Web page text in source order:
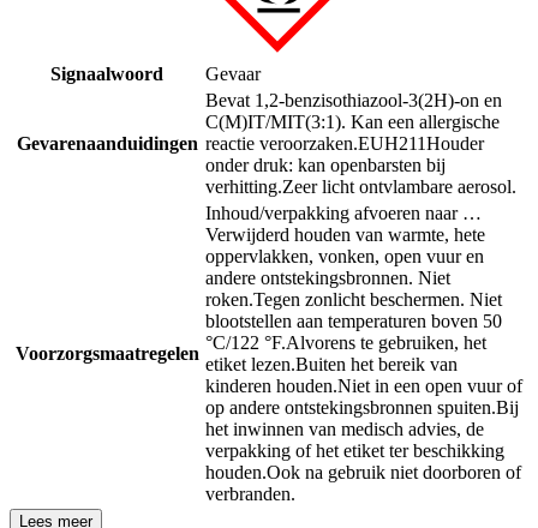
Signaalwoord Gevaar
Gevarenaanduidingen
Bevat 1,2-benzisothiazool-3(2H)-on en
C(M)IT/MIT(3:1). Kan een allergische
reactie veroorzaken.EUH211Houder
onder druk: kan openbarsten bij
verhitting.Zeer licht ontvlambare aerosol.
Voorzorgsmaatregelen
Inhoud/verpakking afvoeren naar …
Verwijderd houden van warmte, hete
oppervlakken, vonken, open vuur en
andere ontstekingsbronnen. Niet
roken.Tegen zonlicht beschermen. Niet
blootstellen aan temperaturen boven 50
°C/122 °F.Alvorens te gebruiken, het
etiket lezen.Buiten het bereik van
kinderen houden.Niet in een open vuur of
op andere ontstekingsbronnen spuiten.Bij
het inwinnen van medisch advies, de
verpakking of het etiket ter beschikking
houden.Ook na gebruik niet doorboren of
verbranden.
Lees meer